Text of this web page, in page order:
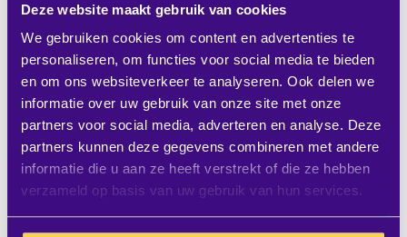
Deze website maakt gebruik van cookies
We gebruiken cookies om content en advertenties te
personaliseren, om functies voor social media te bieden
en om ons websiteverkeer te analyseren. Ook delen we
informatie over uw gebruik van onze site met onze
partners voor social media, adverteren en analyse. Deze
partners kunnen deze gegevens combineren met andere
informatie die u aan ze heeft verstrekt of die ze hebben
verzameld op basis van uw gebruik van hun services.
Dat kan dezelfde inhoud zijn als hetgeen wat
op de schermen op kantoor wordt getoond,
maar ook aangepaste content. Want net als
met de rest van de signage oplossing is het
mogelijk groepen aan te maken voor hele
doelgerichte communicatie.
Stuur bijvoorbeeld alle sales medewerkers